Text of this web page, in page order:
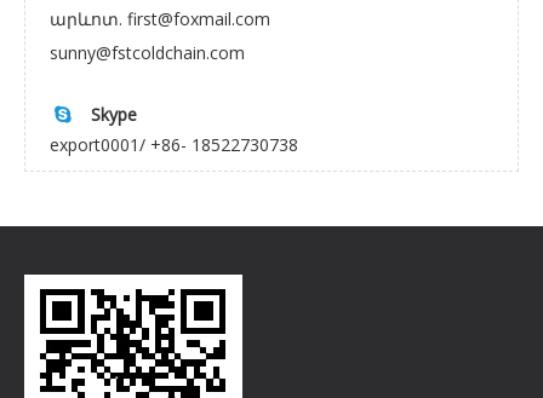
արևոտ. first@foxmail.com
sunny@fstcoldchain.com

Skype
export0001/ +86- 18522730738